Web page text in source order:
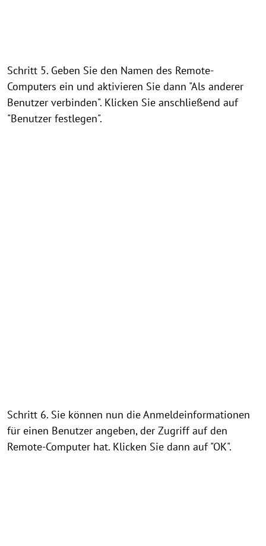
Schritt 5. Geben Sie den Namen des Remote-
Computers ein und aktivieren Sie dann "Als anderer
Benutzer verbinden". Klicken Sie anschließend auf
"Benutzer festlegen".
Schritt 6. Sie können nun die Anmeldeinformationen
für einen Benutzer angeben, der Zugriff auf den
Remote-Computer hat. Klicken Sie dann auf "OK".